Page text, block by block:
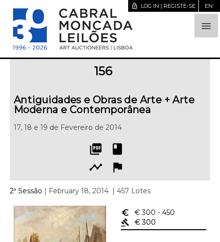

lock_open LOG IN | REGISTE-SE EN
156
Antiguidades e Obras de Arte + Arte
Moderna e Contemporânea
17, 18 e 19 de Fevereiro de 2014
picture_as_pdf
book
timeline
flag
2ª Sessão | February 18, 2014 | 457 Lotes
euro_symbol € 300 - 450
gavel
€ 300